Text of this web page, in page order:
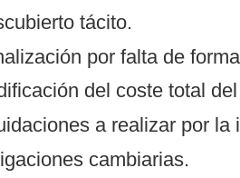
tácito.
por falta de
del coste total
a realizar por
cambiarias.